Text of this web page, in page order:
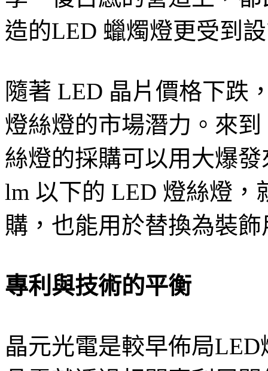
造的LED 蠟燭燈更受到
隨著 LED 晶片價格下跌
燈絲燈的市場潛力。來
絲燈的採購可以用大爆
lm 以下的 LED 燈絲燈，
購，也能用於替換為裝
專利與技術的平衡
晶元光電是較早佈局